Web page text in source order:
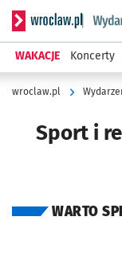
Serwis
WAKACJE Koncerty
wroclaw.pl
Sport i
WARTO